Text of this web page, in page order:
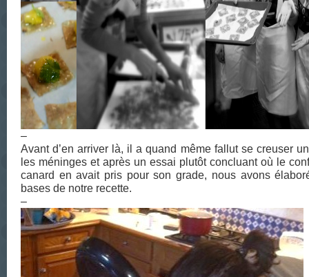
–
Avant d’en arriver là, il a quand même fallut se creuser
les méninges et après un essai plutôt concluant où le
canard en avait pris pour son grade, nous avons
bases de notre recette.
–